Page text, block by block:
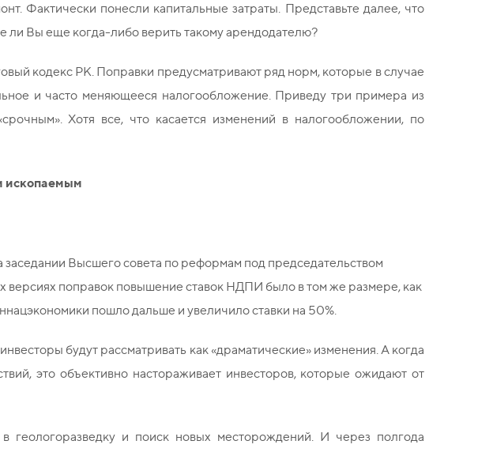
Фактически понесли капитальные затраты. Представьте далее, что
ли Вы еще когда-либо верить такому арендодателю?
кодекс РК. Поправки предусматривают ряд норм, которые в случае
и часто меняющееся налогообложение. Приведу три примера из
Хотя все, что касается изменений в налогообложении, по
ископаемым
Высшего совета по реформам под председательством
поправок повышение ставок НДПИ было в том же размере, как
пошло дальше и увеличило ставки на 50%.
будут рассматривать как «драматические» изменения. А когда
это объективно настораживает инвесторов, которые ожидают от
геологоразведку и поиск новых месторождений. И через полгода